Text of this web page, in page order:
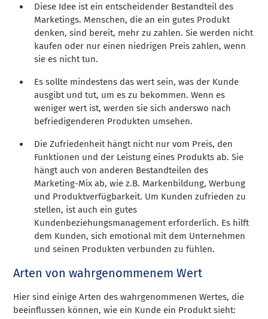
Diese Idee ist ein entscheidender Bestandteil des
Marketings. Menschen, die an ein gutes Produkt
denken, sind bereit, mehr zu zahlen. Sie werden nicht
kaufen oder nur einen niedrigen Preis zahlen, wenn
sie es nicht tun.
Es sollte mindestens das wert sein, was der Kunde
ausgibt und tut, um es zu bekommen. Wenn es
weniger wert ist, werden sie sich anderswo nach
befriedigenderen Produkten umsehen.
Die Zufriedenheit hängt nicht nur vom Preis, den
Funktionen und der Leistung eines Produkts ab. Sie
hängt auch von anderen Bestandteilen des
Marketing-Mix ab, wie z.B. Markenbildung, Werbung
und Produktverfügbarkeit. Um Kunden zufrieden zu
stellen, ist auch ein gutes
Kundenbeziehungsmanagement erforderlich. Es hilft
dem Kunden, sich emotional mit dem Unternehmen
und seinen Produkten verbunden zu fühlen.
Arten von wahrgenommenem Wert
Hier sind einige Arten des wahrgenommenen Wertes, die
beeinflussen können, wie ein Kunde ein Produkt sieht: